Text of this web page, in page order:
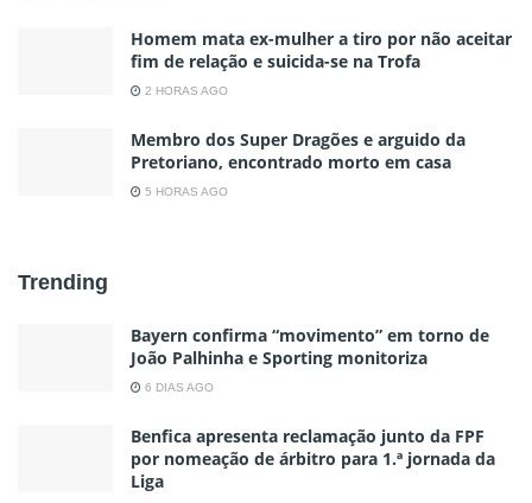
Homem mata ex-mulher a tiro por não aceitar
fim de relação e suicida-se na Trofa
2 HORAS AGO
Membro dos Super Dragões e arguido da
Pretoriano, encontrado morto em casa
5 HORAS AGO
Trending
Bayern confirma “movimento” em torno de
João Palhinha e Sporting monitoriza
6 DIAS AGO
Benfica apresenta reclamação junto da FPF
por nomeação de árbitro para 1.ª jornada da
Liga